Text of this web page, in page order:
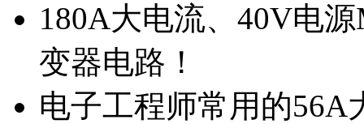
180A大电流、40V电
变器电路！
电子工程师常用的56A